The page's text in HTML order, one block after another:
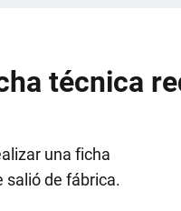
técnica
una ficha
salió de fábrica.